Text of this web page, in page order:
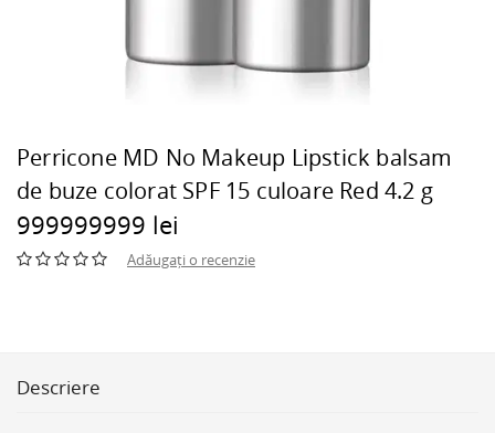
Perricone MD No Makeup Lipstick balsam
de buze colorat SPF 15 culoare Red 4.2 g
999999999 lei
Adăugați o recenzie
Descriere